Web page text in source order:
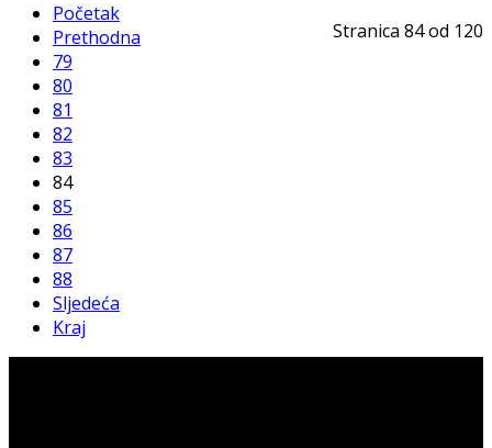
Stranica 84 od 120
Početak
Prethodna
79
80
81
82
83
84
85
86
87
88
Sljedeća
Kraj